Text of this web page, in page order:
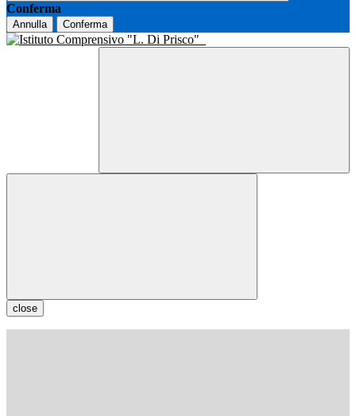
Conferma
Annulla Conferma
close